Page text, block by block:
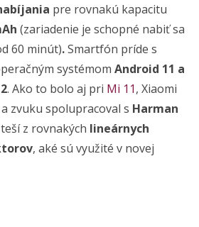
pre rovnakú kapacitu
(zariadenie je schopné nabiť sa
60 minút).Smartfón príde s
systémom Android 11 a
. Ako to bolo aj pri Mi 11, Xiaomi
zvuku spolupracoval s Harman
z rovnakých lineárnych
, aké sú využité v novej